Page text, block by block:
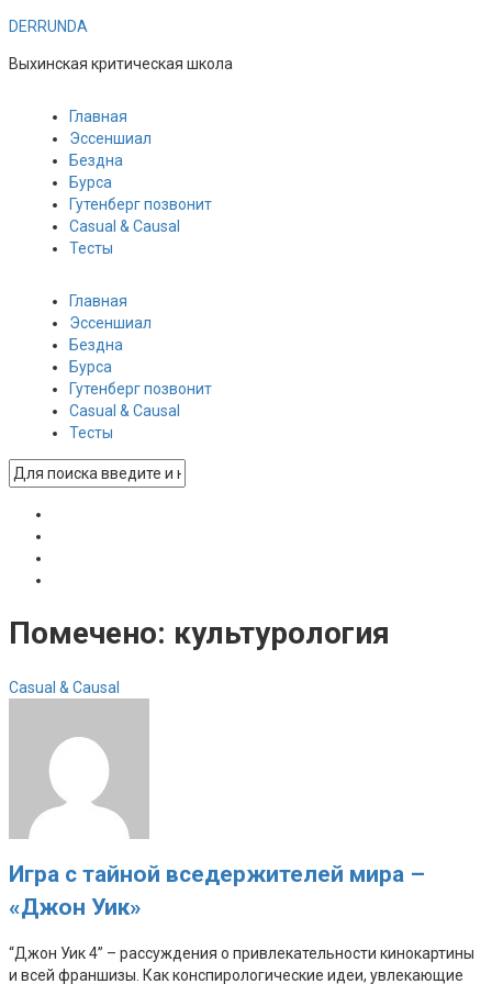
DERRUNDA
Выхинская критическая школа
Главная
Эссеншиал
Бездна
Бурса
Гутенберг позвонит
Casual & Causal
Тесты
Главная
Эссеншиал
Бездна
Бурса
Гутенберг позвонит
Casual & Causal
Тесты
Помечено: культурология
Casual & Causal
Игра с тайной вседержителей мира –
«Джон Уик»
“Джон Уик 4” – рассуждения о привлекательности кинокартины
и всей франшизы. Как конспирологические идеи, увлекающие